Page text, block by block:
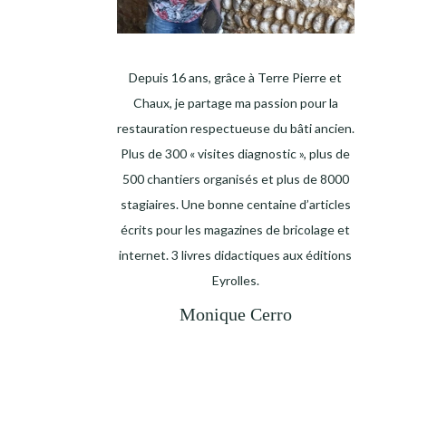
Depuis 16 ans, grâce à Terre Pierre et
Chaux, je partage ma passion pour la
restauration respectueuse du bâti ancien.
Plus de 300 « visites diagnostic », plus de
500 chantiers organisés et plus de 8000
stagiaires. Une bonne centaine d’articles
écrits pour les magazines de bricolage et
internet. 3 livres didactiques aux éditions
Eyrolles.
Monique Cerro